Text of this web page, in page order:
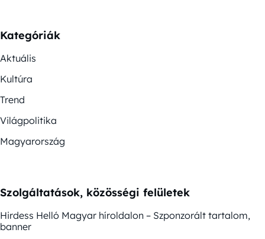
Kategóriák
Aktuális
Kultúra
Trend
Világpolitika
Magyarország
Szolgáltatások, közösségi felületek
Hirdess Helló Magyar híroldalon – Szponzorált tartalom,
banner